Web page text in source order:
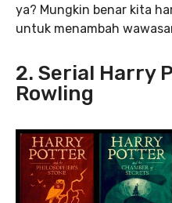
ya? Mungkin benar kita
untuk menambah
2. Serial Harry
Rowling